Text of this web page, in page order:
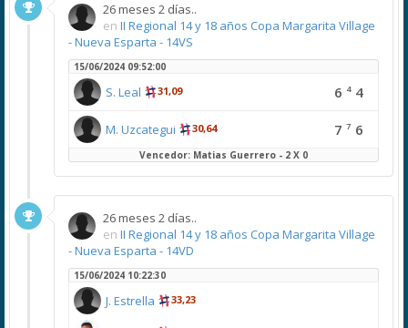
26 meses 2 días..
en II Regional 14 y 18 años Copa Margarita Village
- Nueva Esparta - 14VS
15/06/2024 09:52:00
S. Leal 31,09 6 4 4
M. Uzcategui 30,64 7 7 6
Vencedor: Matias Guerrero - 2 X 0
26 meses 2 días..
en II Regional 14 y 18 años Copa Margarita Village
- Nueva Esparta - 14VD
15/06/2024 10:22:30
J. Estrella 33,23